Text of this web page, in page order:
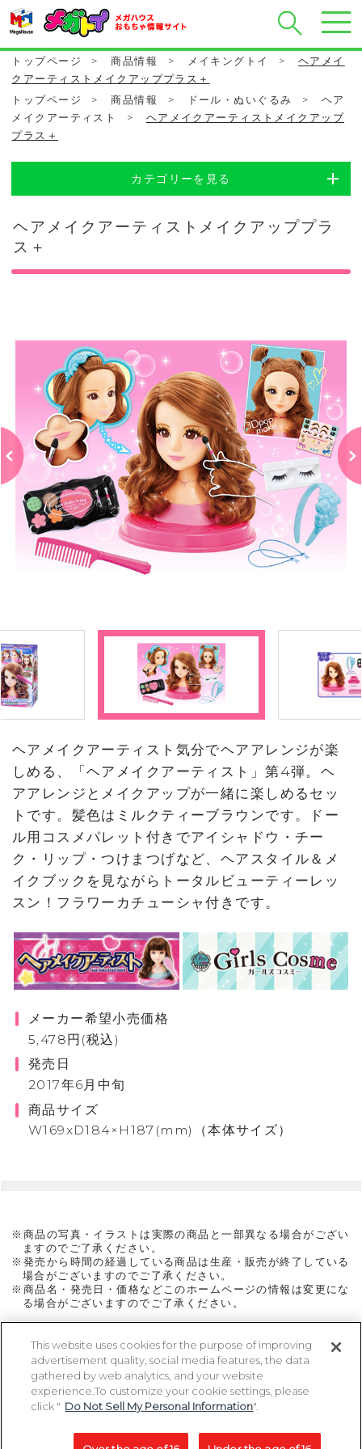
トップページ > 商品情報 > メイキングトイ >
ヘアメイ
クアーティストメイクアッププラス＋
トップページ
> 商品情報 > ドール・ぬいぐるみ >
ヘア
メイクアーティスト
>
ヘアメイクアーティストメイクアップ
プラス＋
カテゴリーを見る
ヘアメイクアーティストメイクアッププラ
ス＋
ヘアメイクアーティスト気分でヘアアレンジが楽
しめる、「ヘアメイクアーティスト」第4弾。ヘ
アアレンジとメイクアップが一緒に楽しめるセッ
トです。髪色はミルクティーブラウンです。ドー
ル用コスメパレット付きでアイシャドウ・チー
ク・リップ・つけまつげなど、ヘアスタイル＆メ
イクブックを見ながらトータルビューティーレッ
スン！フラワーカチューシャ付きです。
メーカー希望小売価格
5,478円(税込)
発売日
2017年6月中旬
商品サイズ
W169xD184×H187(mm)（本体サイズ）
※商品の写真・イラストは実際の商品と一部異なる場合がござい
ますのでご了承ください。
※発売から時間の経過している商品は生産・販売が終了している
場合がございますのでご了承ください。
※商品名・発売日・価格などこのホームページの情報は変更にな
る場合がございますのでご了承ください。
ページトップに戻る
Copyright 2005-2026 MegaHouse Corporation. All rights reserved.
All other products are trademarks or registed of their respective owners.
This website uses cookies for the purpose of improving
advertisement quality, social media features, the data
gathered by web analytics, and your website
experience.To customize your cookie settings, please
click " Do Not Sell My Personal Information".